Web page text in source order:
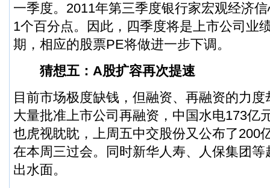
一季度。2011年第三季度银行家宏观经济
1个百分点。因此，四季度将是上市公司 业
期，相应的股票PE将做进一步下调。
猜想五：A股扩容再次提速
目前市场极度缺钱，但融资、再融资的力
大量批准上市公司再融资， 中国水电173亿
也虎视眈眈，上周五中交股份又公布了200
在本周三过会。同时新华人寿、人保集团
出水面。